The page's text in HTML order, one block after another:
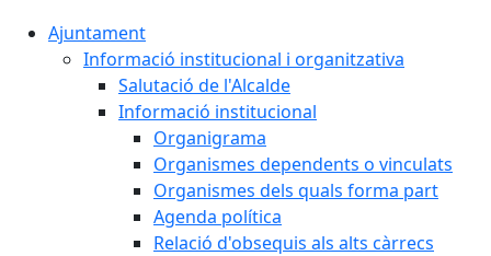
Ajuntament
Informació institucional i organitzativa
Salutació de l'Alcalde
Informació institucional
Organigrama
Organismes dependents o vinculats
Organismes dels quals forma part
Agenda política
Relació d'obsequis als alts càrrecs